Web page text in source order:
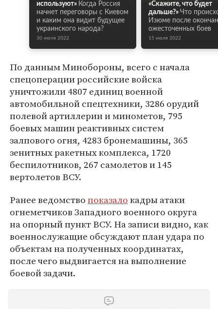
используют» Когда Россия
начнет переговоры с Киевом
и каким она видит будущее
украинского народа?
30 июля 2022
«Скажите, что будет
дальше?» Что
Изюме после
ожесточенных боев
15 июля 2022
По данным Минобороны, всего с начала
спецоперации российские войска
уничтожили 4807 единиц военной
автомобильной спецтехники, 3286 орудий
полевой артиллерии и минометов, 795
боевых машин реактивных систем
залпового огня, 4283 бронемашины, 365
зенитных ракетных комплекса, 1720
беспилотников, 267 самолетов и 145
вертолетов ВСУ.
Ранее ведомствопоказалокадры атаки
огнеметчиков Западного военного округа
на опорный пункт ВСУ. На записи видно, как
военнослужащие обсуждают план удара по
объектам на полученных координатах,
после чего выдвигается на выполнение
боевой задачи.